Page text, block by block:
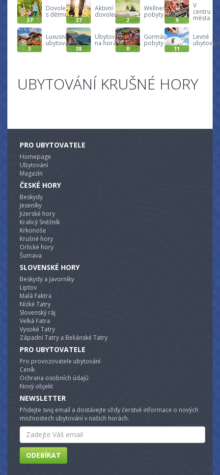
37
Dovolená
s dětmi
3
Luxusní
ubytování
37
Aktivní
dovolená
38
Ubytování
na horách
2
Wellness
pobyty
0
Gurmánské
pobyty
9
V
centru
města
11
Levné
ubytování
UBYTOVÁNÍ KRUŠNÉ HORY
PRO UBYTOVATELE
Homepage
Ubytování
Magazín
ČESKÉ HORY
Beskydy
Jeseníky
Jizerské hory
Kralicý Sněžník
Krkonoše
Krušné hory
Orlické hory
Šumava
SLOVENSKÉ HORY
Beskydy a Javorníky
Liptov
Malá Faktra
Nízké Tatry
Slovenský ráj
Velká Fatra
Vysoké Tatry
Západní Tatry a Beliánské Tatry
PRO UBYTOVATELE
Pro provozovatele ubytování
Ceník
Ochrana osobních údajů
Nový objekt
NEWSLETTER
Přidejte svuj email a dostávejte vždy čerstvé informace o nových
možnostech ubytování v našich horách.
Email
ODEBÍRAT